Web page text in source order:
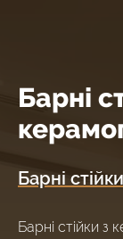
Барні
Барні
Барні стійки з